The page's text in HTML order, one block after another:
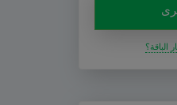
الباقة؟